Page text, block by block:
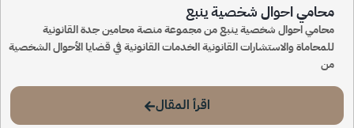
محامي احوال شخصية ينبع
محامي احوال شخصية ينبع من مجموعة منصة محامين جدة القانونية
للمحاماة والاستشارات القانونية الخدمات القانونية في قضايا الأحوال الشخصية
من
اقرأ المقال